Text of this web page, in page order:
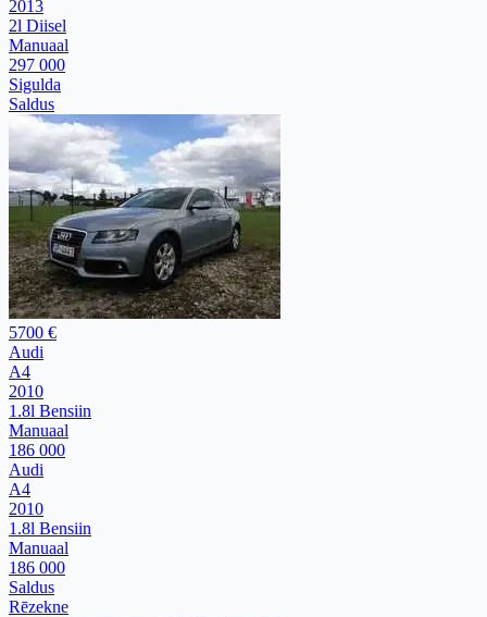
2013
2l Diisel
Manuaal
297 000
Sigulda
Saldus
5700 €
Audi
A4
2010
1.8l Bensiin
Manuaal
186 000
Audi
A4
2010
1.8l Bensiin
Manuaal
186 000
Saldus
Rēzekne